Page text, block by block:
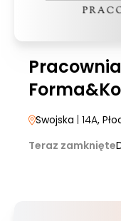
Swojska | 14A,
Teraz zamknięte